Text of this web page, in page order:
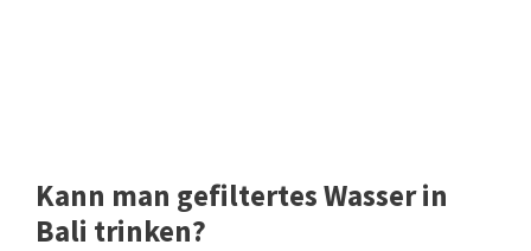
Kann man gefiltertes Wasser in
Bali trinken?